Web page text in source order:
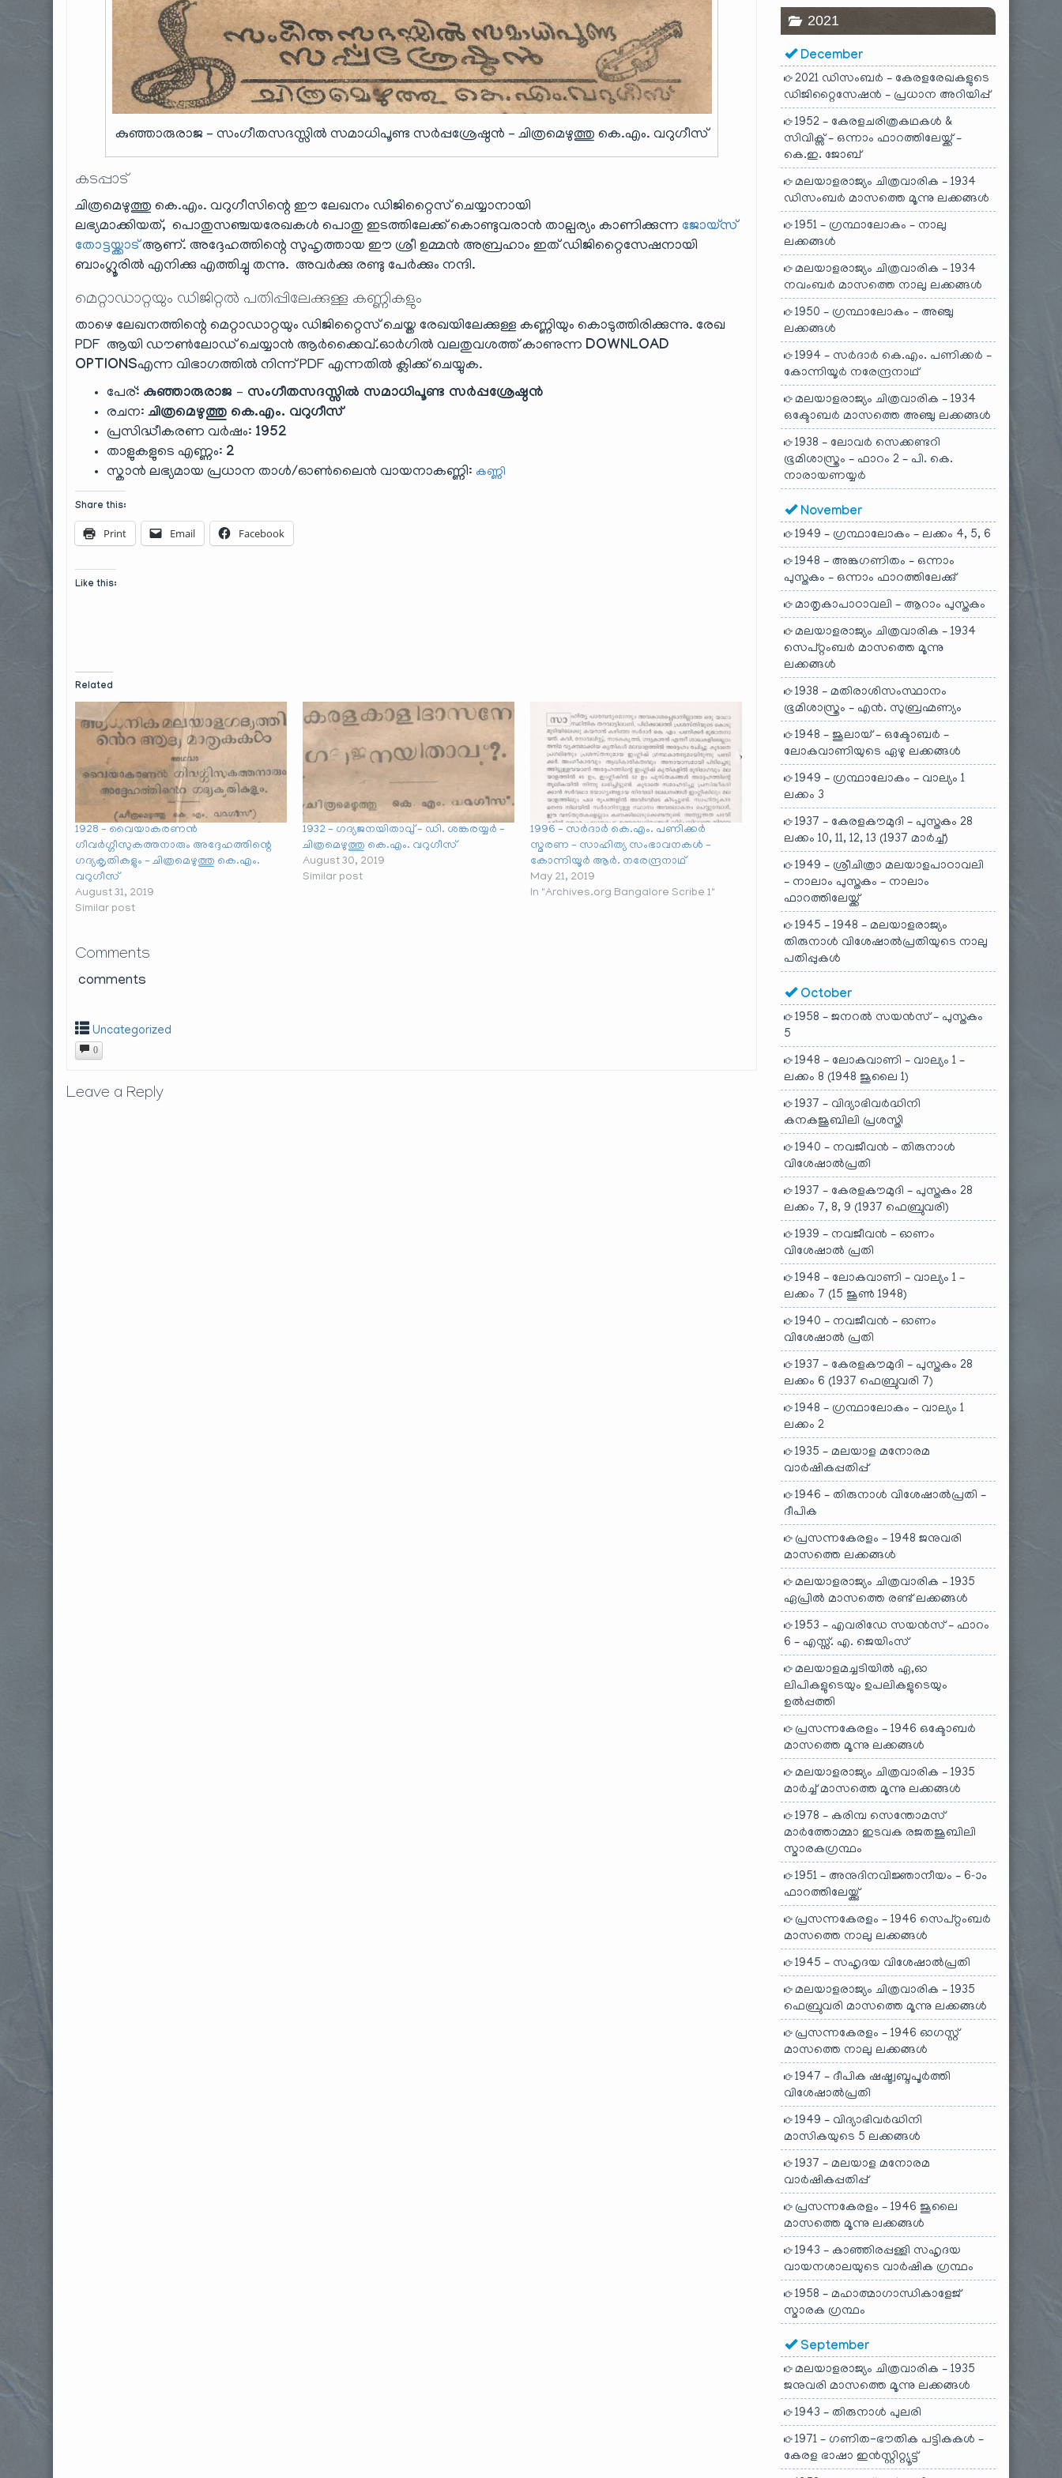
കുഞ്ഞാരുരാജ – സംഗീതസദസ്സിൽ സമാധിപൂണ്ട സർപ്പശ്രേഷ്ഠൻ – ചിത്രമെഴുത്തു കെ.എം. വറുഗീസ്
കടപ്പാട്
ചിത്രമെഴുത്തു കെ.എം. വറുഗീസിന്റെ ഈ ലേഖനം ഡിജിറ്റൈസ് ചെയ്യാനായി
ലഭ്യമാക്കിയത്, പൊതുസഞ്ചയരേഖകൾ പൊതു ഇടത്തിലേക്ക് കൊണ്ടുവരാൻ താല്പര്യം കാണിക്കുന്നജോയ്സ്
തോട്ടയ്ക്കാട്ആണ്. അദ്ദേഹത്തിന്റെ സുഹൃത്തായ ഈ ശ്രീ ഉമ്മൻ അബ്രഹാം ഇത് ഡിജിറ്റൈസേഷനായി
ബാംഗ്ലൂരിൽ എനിക്കു എത്തിച്ചു തന്നു. അവർക്കു രണ്ടു പേർക്കും നന്ദി.
മെറ്റാഡാറ്റയും ഡിജിറ്റൽ പതിപ്പിലേക്കുള്ള കണ്ണികളും
താഴെ ലേഖനത്തിന്റെ മെറ്റാഡാറ്റയും ഡിജിറ്റൈസ് ചെയ്ത രേഖയിലേക്കുള്ള കണ്ണിയും കൊടുത്തിരിക്കുന്നു. രേഖ
PDF ആയി ഡൗൺലോഡ് ചെയ്യാൻ ആർക്കൈവ്.ഓർഗിൽ വലതുവശത്ത് കാണുന്ന DOWNLOAD
OPTIONSഎന്ന വിഭാഗത്തിൽ നിന്ന് PDF എന്നതിൽ ക്ലിക്ക് ചെയ്യുക.
പേര്: കുഞ്ഞാരുരാജ – സംഗീതസദസ്സിൽ സമാധിപൂണ്ട സർപ്പശ്രേഷ്ഠൻ
രചന:ചിത്രമെഴുത്തു കെ.എം. വറുഗീസ്
പ്രസിദ്ധീകരണ വർഷം: 1952
താളുകളുടെ എണ്ണം: 2
സ്കാൻ ലഭ്യമായ പ്രധാന താൾ/ഓൺലൈൻ വായനാകണ്ണി: കണ്ണി
Share this:
Print Email Facebook
Like this:
Related
1928 – വൈയാകരണൻ
ഗീവർഗ്ഗീസുകത്തനാരും അദ്ദേഹത്തിന്റെ
ഗദ്യകൃതികളും – ചിത്രമെഴുത്തു കെ.എം.
വറുഗീസ്
August 31, 2019
Similar post
1932 – ഗദ്യജനയിതാവു് – ഡി. ശങ്കരയ്യർ –
ചിത്രമെഴുത്തു കെ.എം. വറുഗീസ്
August 30, 2019
Similar post
1996 – സർദാർ കെ.എം. പണിക്കർ
സ്മരണ – സാഹിത്യ സംഭാവനകൾ –
കോന്നിയൂർ ആർ. നരേന്ദ്രനാഥ്
May 21, 2019
In "Archives.org Bangalore Scribe 1"
Comments
comments
Uncategorized
0
Leave a Reply
2021
December
2021 ഡിസംബർ – കേരളരേഖകളുടെ
ഡിജിറ്റൈസേഷൻ – പ്രധാന അറിയിപ്പ്
1952 – കേരളചരിത്രകഥകൾ &
സിവിക്സ് – ഒന്നാം ഫാറത്തിലേയ്ക്ക് –
കെ.ഇ. ജോബ്
മലയാളരാജ്യം ചിത്രവാരിക – 1934
ഡിസംബർ മാസത്തെ മൂന്നു ലക്കങ്ങൾ
1951 – ഗ്രന്ഥാലോകം – നാലു
ലക്കങ്ങൾ
മലയാളരാജ്യം ചിത്രവാരിക – 1934
നവംബർ മാസത്തെ നാലു ലക്കങ്ങൾ
1950 – ഗ്രന്ഥാലോകം – അഞ്ചു
ലക്കങ്ങൾ
1994 – സർദാർ കെ.എം. പണിക്കർ –
കോന്നിയൂർ നരേന്ദ്രനാഥ്
മലയാളരാജ്യം ചിത്രവാരിക – 1934
ഒക്ടോബർ മാസത്തെ അഞ്ചു ലക്കങ്ങൾ
1938 – ലോവർ സെക്കണ്ടറി
ഭൂമിശാസ്ത്രം – ഫാറം 2 – പി. കെ.
നാരായണയ്യർ
November
1949 – ഗ്രന്ഥാലോകം – ലക്കം 4, 5, 6
1948 – അങ്കഗണിതം – ഒന്നാം
പുസ്തകം – ഒന്നാം ഫാറത്തിലേക്കു്
മാതൃകാപാഠാവലി – ആറാം പുസ്തകം
മലയാളരാജ്യം ചിത്രവാരിക – 1934
സെപ്റ്റംബർ മാസത്തെ മൂന്നു
ലക്കങ്ങൾ
1938 – മതിരാശിസംസ്ഥാനം
ഭൂമിശാസ്ത്രം – എൻ. സുബ്രഹ്മണ്യം
1948 – ജൂലായ് – ഒക്ടോബർ –
ലോകവാണിയുടെ ഏഴു ലക്കങ്ങൾ
1949 – ഗ്രന്ഥാലോകം – വാല്യം 1
ലക്കം 3
1937 – കേരളകൗമുദി – പുസ്തകം 28
ലക്കം 10, 11, 12, 13 (1937 മാർച്ച്)
1949 – ശ്രീചിത്രാ മലയാളപാഠാവലി
– നാലാം പുസ്തകം – നാലാം
ഫാറത്തിലേയ്ക്ക്
1945 – 1948 – മലയാളരാജ്യം
തിരുനാൾ വിശേഷാൽപ്രതിയുടെ നാലു
പതിപ്പുകൾ
October
1958 – ജനറൽ സയൻസ് – പുസ്തകം
5
1948 – ലോകവാണി – വാല്യം 1 –
ലക്കം 8 (1948 ജൂലൈ 1)
1937 – വിദ്യാഭിവർദ്ധിനി
കനകജൂബിലി പ്രശസ്തി
1940 – നവജീവൻ – തിരുനാൾ
വിശേഷാൽപ്രതി
1937 – കേരളകൗമുദി – പുസ്തകം 28
ലക്കം 7, 8, 9 (1937 ഫെബ്രുവരി)
1939 – നവജീവൻ – ഓണം
വിശേഷാൽ പ്രതി
1948 – ലോകവാണി – വാല്യം 1 –
ലക്കം 7 (15 ജൂൺ 1948)
1940 – നവജീവൻ – ഓണം
വിശേഷാൽ പ്രതി
1937 – കേരളകൗമുദി – പുസ്തകം 28
ലക്കം 6 (1937 ഫെബ്രുവരി 7)
1948 – ഗ്രന്ഥാലോകം – വാല്യം 1
ലക്കം 2
1935 – മലയാള മനോരമ
വാർഷികപ്പതിപ്പ്
1946 – തിരുനാൾ വിശേഷാൽപ്രതി –
ദീപിക
പ്രസന്നകേരളം – 1948 ജനുവരി
മാസത്തെ ലക്കങ്ങൾ
മലയാളരാജ്യം ചിത്രവാരിക – 1935
ഏപ്രിൽ മാസത്തെ രണ്ട് ലക്കങ്ങൾ
1953 – എവരിഡേ സയൻസ് – ഫാറം
6 – എസ്സ്. എ. ജെയിംസ്
മലയാളമച്ചടിയിൽ ഏ,ഓ
ലിപികളുടെയും ഉപലികളുടെയും
ഉൽപ്പത്തി
പ്രസന്നകേരളം – 1946 ഒക്ടോബർ
മാസത്തെ മൂന്നു ലക്കങ്ങൾ
മലയാളരാജ്യം ചിത്രവാരിക – 1935
മാർച്ച് മാസത്തെ മൂന്നു ലക്കങ്ങൾ
1978 – കരിമ്പ സെന്തോമസ്
മാർത്തോമ്മാ ഇടവക രജതജൂബിലി
സ്മാരകഗ്രന്ഥം
1951 – അനുദിനവിജ്ഞാനീയം – 6-ാം
ഫാറത്തിലേയ്ക്കു്
പ്രസന്നകേരളം – 1946 സെപ്റ്റംബർ
മാസത്തെ നാലു ലക്കങ്ങൾ
1945 – സഹൃദയ വിശേഷാൽപ്രതി
മലയാളരാജ്യം ചിത്രവാരിക – 1935
ഫെബ്രുവരി മാസത്തെ മൂന്നു ലക്കങ്ങൾ
പ്രസന്നകേരളം – 1946 ഓഗസ്റ്റ്
മാസത്തെ നാലു ലക്കങ്ങൾ
1947 – ദീപിക ഷഷ്ട്വബ്ദപൂർത്തി
വിശേഷാൽപ്രതി
1949 – വിദ്യാഭിവർദ്ധിനി
മാസികയുടെ 5 ലക്കങ്ങൾ
1937 – മലയാള മനോരമ
വാർഷികപ്പതിപ്പ്
പ്രസന്നകേരളം – 1946 ജൂലൈ
മാസത്തെ മൂന്നു ലക്കങ്ങൾ
1943 – കാഞ്ഞിരപ്പള്ളി സഹൃദയ
വായനശാലയുടെ വാർഷിക ഗ്രന്ഥം
1958 – മഹാത്മാഗാന്ധികാളേജ്
സ്മാരക ഗ്രന്ഥം
September
മലയാളരാജ്യം ചിത്രവാരിക – 1935
ജനുവരി മാസത്തെ മൂന്നു ലക്കങ്ങൾ
1943 – തിരുനാൾ പുലരി
1971 – ഗണിത-ഭൗതിക പട്ടികകൾ –
കേരള ഭാഷാ ഇൻസ്റ്റിറ്റ്യൂട്ട്